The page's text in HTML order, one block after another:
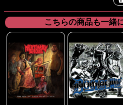
こちらの商品も一緒